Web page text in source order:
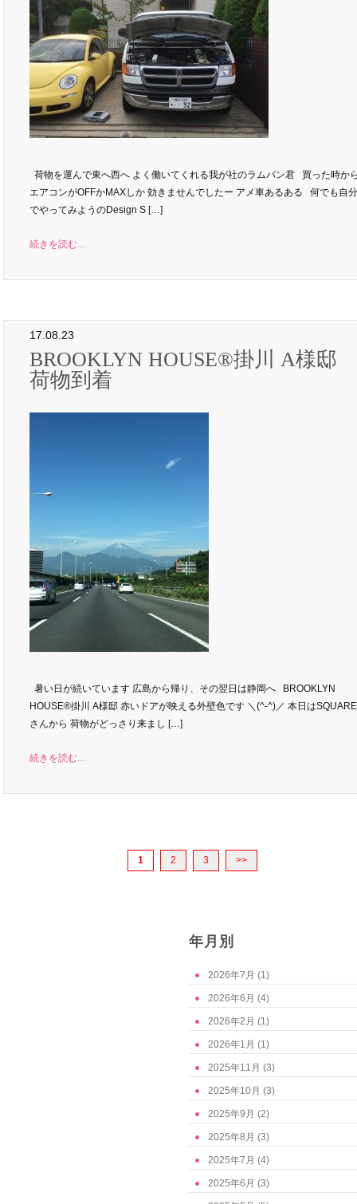
荷物を運んで東へ西へ よく働いてくれる我が社のラムバン君 買った時か
エアコンがOFFかMAXしか 効きませんでしたー アメ車あるある 何でも自
でやってみようのDesign S […]
続きを読む...
17.08.23
BROOKLYN HOUSE®︎掛川 A様邸
荷物到着
暑い日が続いています 広島から帰り、その翌日は静岡へ BROOKLYN
HOUSE®︎掛川 A様邸 赤いドアが映える外壁色です ＼(^-^)／ 本日はSQUARE
さんから 荷物がどっさり来まし […]
続きを読む...
1 2 3 >>
年月別
2026年7月 (1)
2026年6月 (4)
2026年2月 (1)
2026年1月 (1)
2025年11月 (3)
2025年10月 (3)
2025年9月 (2)
2025年8月 (3)
2025年7月 (4)
2025年6月 (3)